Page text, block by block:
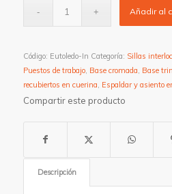
Añadir al
Código: Eutoledo-In Categoría: Sillas
Puestos de trabajo, Base cromada, Base
recubiertos en cuerina, Espaldar y asiento
Compartir este producto
Descripción